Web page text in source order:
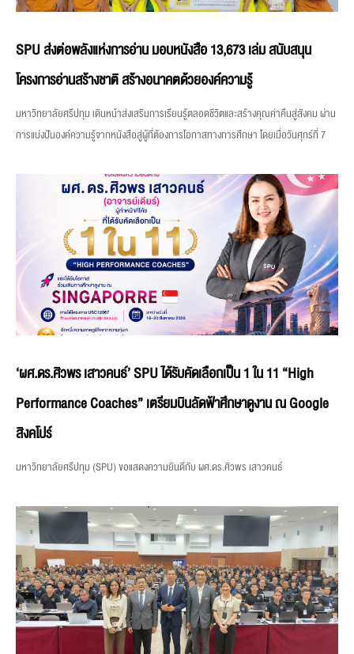
SPU ส่งต่อพลังแห่งการอ่าน มอบหนังสือ 13,673 เล่ม สนับสนุน
โครงการอ่านสร้างชาติ สร้างอนาคตด้วยองค์ความรู้
มหาวิทยาลัยศรีปทุม เดินหน้าส่งเสริมการเรียนรู้ตลอดชีวิตและสร้างคุณค่าคืนสู่สังคม ผ่าน
การแบ่งปันองค์ความรู้จากหนังสือสู่ผู้ที่ต้องการโอกาสทางการศึกษา โดยเมื่อวันศุกร์ที่ 7
‘ผศ.ดร.ศิวพร เสาวคนธ์’ SPU ได้รับคัดเลือกเป็น 1 ใน 11 “High
Performance Coaches” เตรียมบินลัดฟ้าศึกษาดูงาน ณ Google
สิงคโปร์
มหาวิทยาลัยศรีปทุม (SPU) ขอแสดงความยินดีกับ ผศ.ดร.ศิวพร เสาวคนธ์